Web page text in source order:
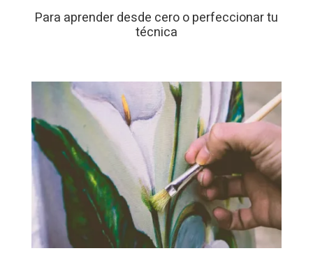
Para aprender desde cero o perfeccionar tu
técnica
rechaza estas
desaparecerán
de la web.